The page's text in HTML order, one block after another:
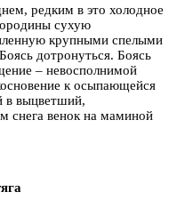
редким в это холодное
сухую
крупными спелыми
дотронуться. Боясь
– невосполнимой
к осыпающейся
в выцветший,
снега венок на маминой